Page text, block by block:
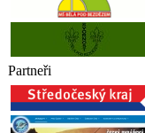
Partneři